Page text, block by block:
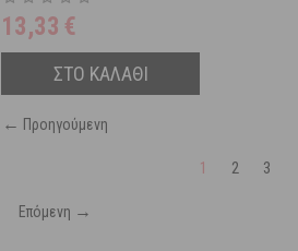
13,33 €
ΣΤΟ ΚΑΛΑΘΙ
← Προηγούμενη
1 2 3
Επόμενη →